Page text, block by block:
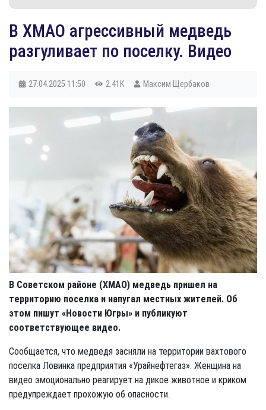
В ХМАО агрессивный медведь
разгуливает по поселку. Видео
27.04.2025 11:50 2.41K Максим Щербаков
В Советском районе (ХМАО) медведь пришел на
территорию поселка и напугал местных жителей. Об
этом пишут «Новости Югры» и публикуют
соответствующее видео.
Сообщается, что медведя засняли на территории вахтового
поселка Ловинка предприятия «Урайнефтегаз». Женщина на
видео эмоционально реагирует на дикое животное и криком
предупреждает прохожую об опасности.